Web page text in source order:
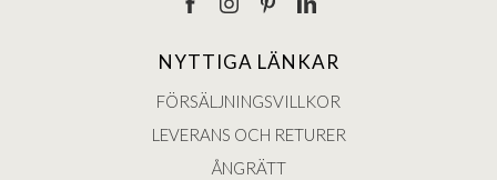
NYTTIGA LÄNKAR
FÖRSÄLJNINGSVILLKOR
LEVERANS OCH RETURER
ÅNGRÄTT